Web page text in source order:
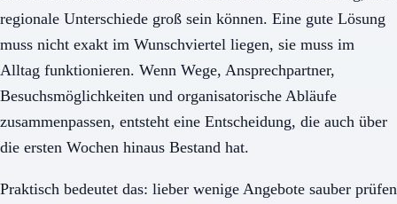
regionale Unterschiede groß sein können. Eine gute Lösung
muss nicht exakt im Wunschviertel liegen, sie muss im
Alltag funktionieren. Wenn Wege, Ansprechpartner,
Besuchsmöglichkeiten und organisatorische Abläufe
zusammenpassen, entsteht eine Entscheidung, die auch über
die ersten Wochen hinaus Bestand hat.
Praktisch bedeutet das: lieber wenige Angebote sauber prüfen